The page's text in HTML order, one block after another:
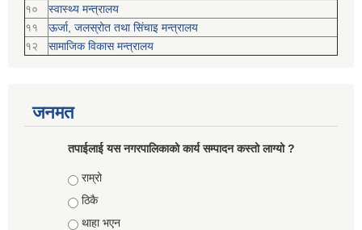
१०
स्वास्थ्य मन्त्रालय
११
ऊर्जा, जलस्रोत तथा सिंचाइ मन्त्रालय
१२
सामाजिक विकास मन्‍‍त्रालय
जनमत
तपाईलाई यस नगरपालिकाको कार्य सम्पादन कस्तो लाग्यो ?
Choices
राम्रो
ठिकै
थाहा भएन